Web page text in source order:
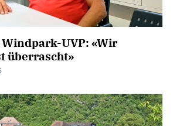
UVP: «Wir
überrascht»